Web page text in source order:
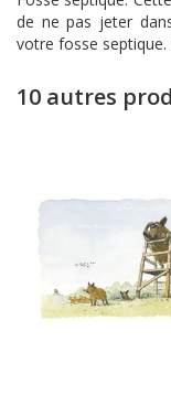
de ne pas jeter
votre fosse septique.
10 autres